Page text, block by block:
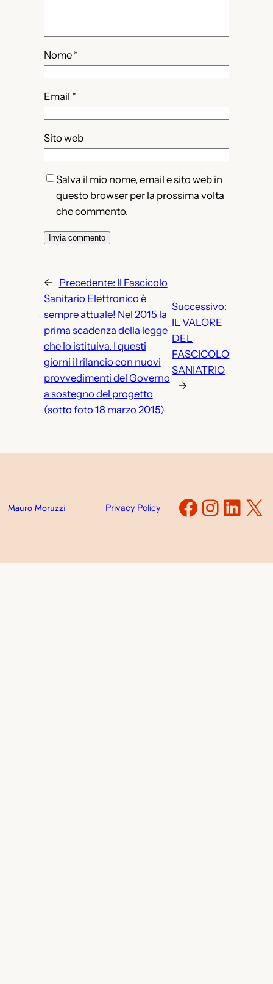
Nome *
Email *
Sito web
Salva il mio nome, email e sito web in
questo browser per la prossima volta
che commento.
← Precedente: Il Fascicolo
Sanitario Elettronico è
sempre attuale! Nel 2015 la
prima scadenza della legge
che lo istituiva. I questi
giorni il rilancio con nuovi
provvedimenti del Governo
a sostegno del progetto
(sotto foto 18 marzo 2015)
Successivo:
IL VALORE
DEL
FASCICOLO
SANIATRIO
→
Mauro Moruzzi Privacy Policy X